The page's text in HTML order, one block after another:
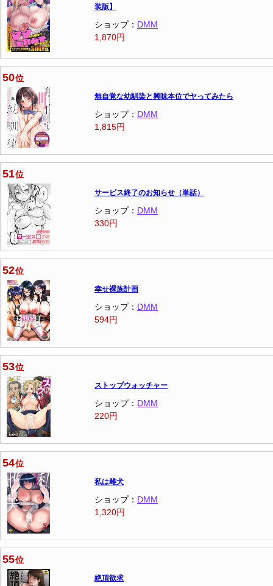
装版】
ショップ： DMM
1,870円
50位
無自覚な幼馴染と興味本位でヤってみたら
ショップ： DMM
1,815円
51位
サービス終了のお知らせ（単話）
ショップ： DMM
330円
52位
幸せ裸族計画
ショップ： DMM
594円
53位
ストップウォッチャー
ショップ： DMM
220円
54位
私は雌犬
ショップ： DMM
1,320円
55位
絶頂欲求